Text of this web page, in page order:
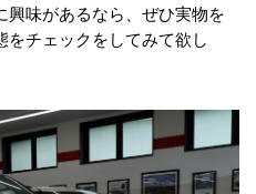
味があるなら、ぜひ実物を
チェックをしてみて欲し